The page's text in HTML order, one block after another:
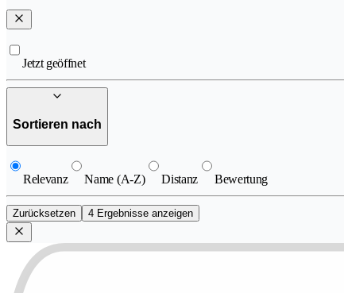
Jetzt geöffnet
Sortieren nach
Relevanz Name (A-Z) Distanz Bewertung
Zurücksetzen 4 Ergebnisse anzeigen